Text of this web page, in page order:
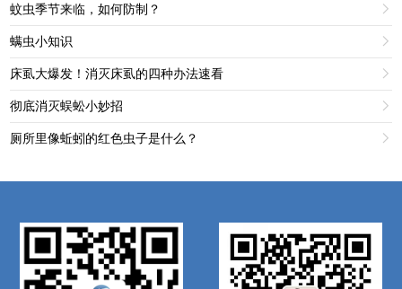
蚊虫季节来临，如何防制？ 
螨虫小知识 
床虱大爆发！消灭床虱的四种办法速看 
彻底消灭蜈蚣小妙招 
厕所里像蚯蚓的红色虫子是什么？ 